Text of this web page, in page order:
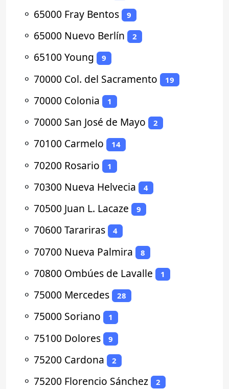
⚬ 65000 Fray Bentos 9
⚬ 65000 Nuevo Berlín 2
⚬ 65100 Young 9
⚬ 70000 Col. del Sacramento 19
⚬ 70000 Colonia 1
⚬ 70000 San José de Mayo 2
⚬ 70100 Carmelo 14
⚬ 70200 Rosario 1
⚬ 70300 Nueva Helvecia 4
⚬ 70500 Juan L. Lacaze 9
⚬ 70600 Tarariras 4
⚬ 70700 Nueva Palmira 8
⚬ 70800 Ombúes de Lavalle 1
⚬ 75000 Mercedes 28
⚬ 75000 Soriano 1
⚬ 75100 Dolores 9
⚬ 75200 Cardona 2
⚬ 75200 Florencio Sánchez 2